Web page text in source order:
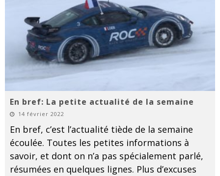
En bref: La petite actualité de la semaine
14 février 2022
En bref, c’est l’actualité tiède de la semaine
écoulée. Toutes les petites informations à
savoir, et dont on n’a pas spécialement parlé,
résumées en quelques lignes. Plus d’excuses